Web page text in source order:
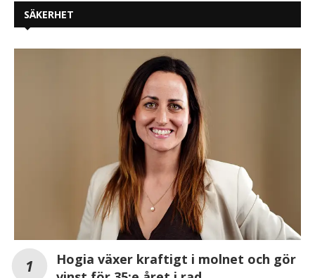
SÄKERHET
Hogia växer kraftigt i molnet och gör